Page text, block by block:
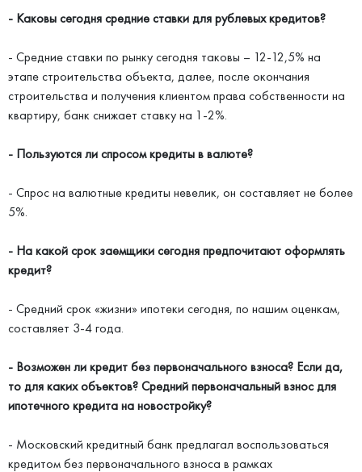
- Каковы сегодня средние ставки для рублевых кредитов?
- Средние ставки по рынку сегодня таковы – 12-12,5% на
этапе строительства объекта, далее, после окончания
строительства и получения клиентом права собственности на
квартиру, банк снижает ставку на 1-2%.
- Пользуются ли спросом кредиты в валюте?
- Спрос на валютные кредиты невелик, он составляет не более
5%.
- На какой срок заемщики сегодня предпочитают оформлять
кредит?
- Средний срок «жизни» ипотеки сегодня, по нашим оценкам,
составляет 3-4 года.
- Возможен ли кредит без первоначального взноса? Если да,
то для каких объектов? Средний первоначальный взнос для
ипотечного кредита на новостройку?
- Московский кредитный банк предлагал воспользоваться
кредитом без первоначального взноса в рамках